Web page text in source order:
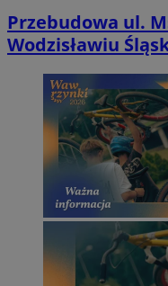
Przebudowa ul.
Wodzisławiu